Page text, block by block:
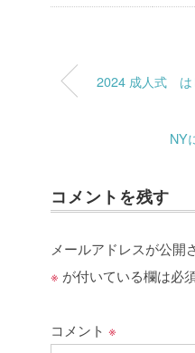
2024 成人式 は
NY
コメントを残す
メールアドレスが公開
※ が付いている欄は必
コメント ※